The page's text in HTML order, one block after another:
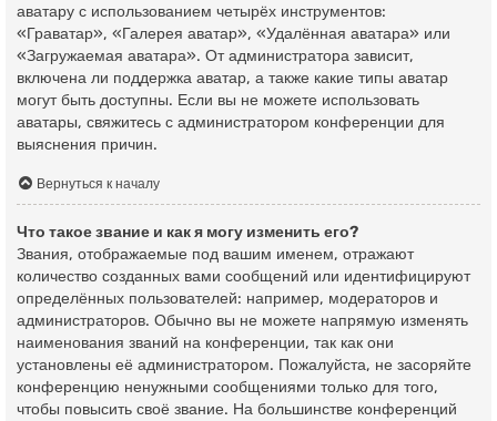
аватару с использованием четырёх инструментов:
«Граватар», «Галерея аватар», «Удалённая аватара» или
«Загружаемая аватара». От администратора зависит,
включена ли поддержка аватар, а также какие типы аватар
могут быть доступны. Если вы не можете использовать
аватары, свяжитесь с администратором конференции для
выяснения причин.
Вернуться к началу
Что такое звание и как я могу изменить его?
Звания, отображаемые под вашим именем, отражают
количество созданных вами сообщений или идентифицируют
определённых пользователей: например, модераторов и
администраторов. Обычно вы не можете напрямую изменять
наименования званий на конференции, так как они
установлены её администратором. Пожалуйста, не засоряйте
конференцию ненужными сообщениями только для того,
чтобы повысить своё звание. На большинстве конференций